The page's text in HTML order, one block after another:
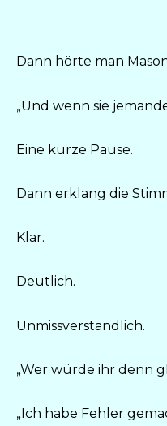
Dann hörte man
„Und wenn sie
Eine kurze Pause.
Dann erklang die
Klar.
Deutlich.
Unmissverständlich.
„Wer würde ihr denn
„Ich habe Fehler